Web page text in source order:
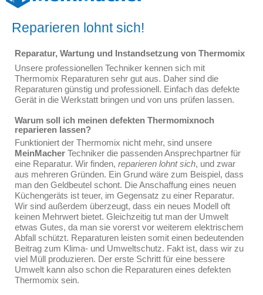
Reparieren lohnt sich!
Reparatur, Wartung und Instandsetzung von Thermomix
Unsere professionellen Techniker kennen sich mit
Thermomix Reparaturen sehr gut aus. Daher sind die
Reparaturen günstig und professionell. Einfach das defekte
Gerät in die Werkstatt bringen und von uns prüfen lassen.
Warum soll ich meinen defekten Thermomixnoch
reparieren lassen?
Funktioniert der Thermomix nicht mehr, sind unsere
MeinMacher Techniker die passenden Ansprechpartner für
eine Reparatur. Wir finden, reparieren lohnt sich, und zwar
aus mehreren Gründen. Ein Grund wäre zum Beispiel, dass
man den Geldbeutel schont. Die Anschaffung eines neuen
Küchengeräts ist teuer, im Gegensatz zu einer Reparatur.
Wir sind außerdem überzeugt, dass ein neues Modell oft
keinen Mehrwert bietet. Gleichzeitig tut man der Umwelt
etwas Gutes, da man sie vorerst vor weiterem elektrischem
Abfall schützt. Reparaturen leisten somit einen bedeutenden
Beitrag zum Klima- und Umweltschutz. Fakt ist, dass wir zu
viel Müll produzieren. Der erste Schritt für eine bessere
Umwelt kann also schon die Reparaturen eines defekten
Thermomix sein.